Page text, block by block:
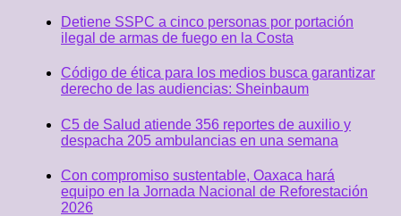
Detiene SSPC a cinco personas por portación
ilegal de armas de fuego en la Costa
Código de ética para los medios busca garantizar
derecho de las audiencias: Sheinbaum
C5 de Salud atiende 356 reportes de auxilio y
despacha 205 ambulancias en una semana
Con compromiso sustentable, Oaxaca hará
equipo en la Jornada Nacional de Reforestación
2026